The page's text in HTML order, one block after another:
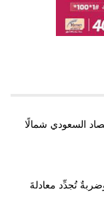
السعودي شمالًا
تُجدِّد معادلةَ